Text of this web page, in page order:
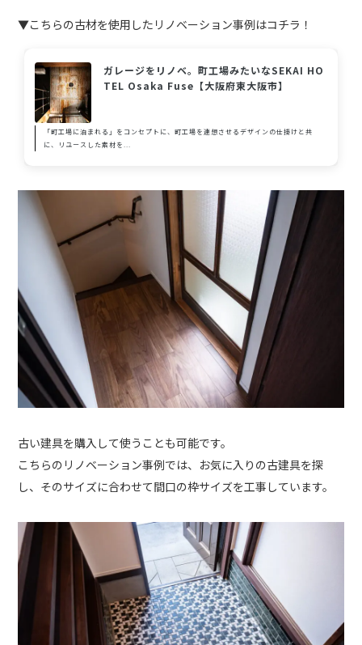
▼こちらの古材を使用したリノベーション事例はコチラ！
ガレージをリノベ。町工場みたいなSEKAI HO
TEL Osaka Fuse【大阪府東大阪市】
「町工場に泊まれる」をコンセプトに、町工場を連想させるデザインの仕掛けと共
に、リユースした素材を...
古い建具を購入して使うことも可能です。
こちらのリノベーション事例では、お気に入りの古建具を探
し、そのサイズに合わせて間口の枠サイズを工事しています。